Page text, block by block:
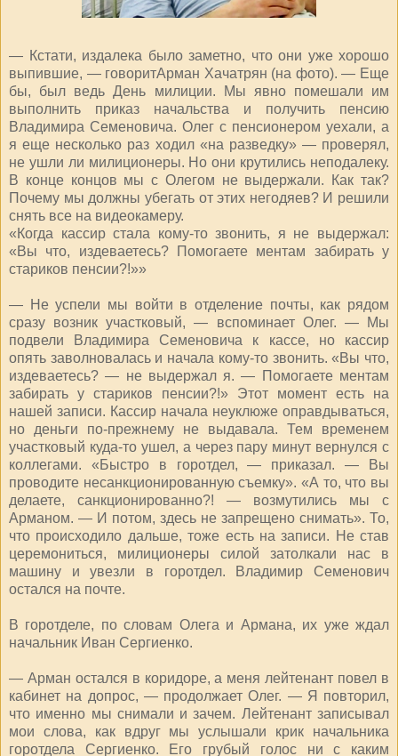
— Кстати, издалека было заметно, что они уже хорошо
выпившие, — говоритАрман Хачатрян (на фото). — Еще
бы, был ведь День милиции. Мы явно помешали им
выполнить приказ начальства и получить пенсию
Владимира Семеновича. Олег с пенсионером уехали, а
я еще несколько раз ходил «на разведку» — проверял,
не ушли ли милиционеры. Но они крутились неподалеку.
В конце концов мы с Олегом не выдержали. Как так?
Почему мы должны убегать от этих негодяев? И решили
снять все на видеокамеру.
«Когда кассир стала кому-то звонить, я не выдержал:
«Вы что, издеваетесь? Помогаете ментам забирать у
стариков пенсии?!»»
— Не успели мы войти в отделение почты, как рядом
сразу возник участковый, — вспоминает Олег. — Мы
подвели Владимира Семеновича к кассе, но кассир
опять заволновалась и начала кому-то звонить. «Вы что,
издеваетесь? — не выдержал я. — Помогаете ментам
забирать у стариков пенсии?!» Этот момент есть на
нашей записи. Кассир начала неуклюже оправдываться,
но деньги по-прежнему не выдавала. Тем временем
участковый куда-то ушел, а через пару минут вернулся с
коллегами. «Быстро в горотдел, — приказал. — Вы
проводите несанкционированную съемку». «А то, что вы
делаете, санкционированно?! — возмутились мы с
Арманом. — И потом, здесь не запрещено снимать». То,
что происходило дальше, тоже есть на записи. Не став
церемониться, милиционеры силой затолкали нас в
машину и увезли в горотдел. Владимир Семенович
остался на почте.
В горотделе, по словам Олега и Армана, их уже ждал
начальник Иван Сергиенко.
— Арман остался в коридоре, а меня лейтенант повел в
кабинет на допрос, — продолжает Олег. — Я повторил,
что именно мы снимали и зачем. Лейтенант записывал
мои слова, как вдруг мы услышали крик начальника
горотдела Сергиенко. Его грубый голос ни с каким